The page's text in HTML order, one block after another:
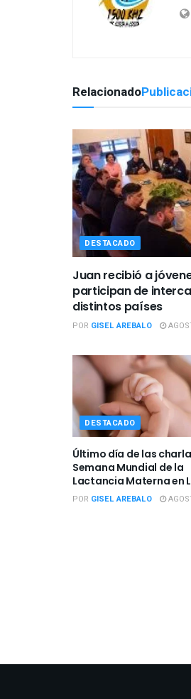
Relacionado
DESTACADO
Juan recibió a
participan de
distintos países
POR GISEL AREBALO
DESTACADO
Último día de las
Semana Mundial de la
Lactancia Materna en
POR GISEL AREBALO